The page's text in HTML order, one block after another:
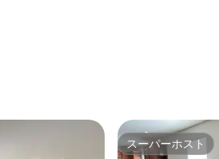
スーパーホスト
スーパーホスト